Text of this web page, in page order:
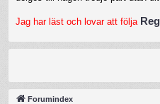
Jag har läst och lovar att följa
Forumindex